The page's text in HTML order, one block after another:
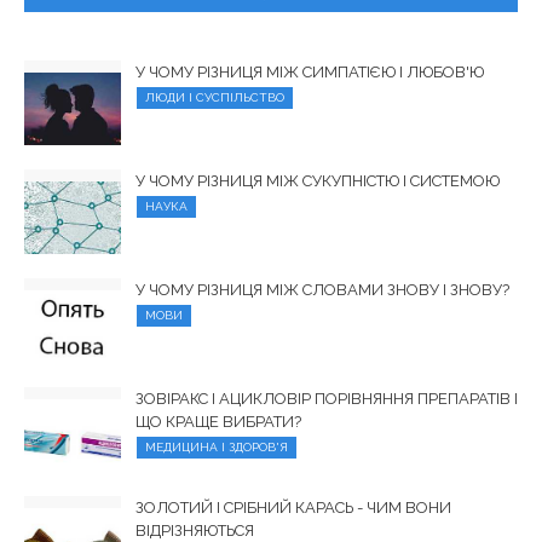
У ЧОМУ РІЗНИЦЯ МІЖ СИМПАТІЄЮ І ЛЮБОВ'Ю
ЛЮДИ І СУСПІЛЬСТВО
У ЧОМУ РІЗНИЦЯ МІЖ СУКУПНІСТЮ І СИСТЕМОЮ
НАУКА
У ЧОМУ РІЗНИЦЯ МІЖ СЛОВАМИ ЗНОВУ І ЗНОВУ?
МОВИ
ЗОВІРАКС І АЦИКЛОВІР ПОРІВНЯННЯ ПРЕПАРАТІВ І
ЩО КРАЩЕ ВИБРАТИ?
МЕДИЦИНА І ЗДОРОВ'Я
ЗОЛОТИЙ І СРІБНИЙ КАРАСЬ - ЧИМ ВОНИ
ВІДРІЗНЯЮТЬСЯ